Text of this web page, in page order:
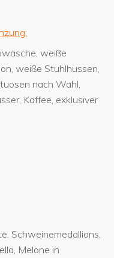
weiße
weiße Stuhlhussen,
nach Wahl,
Kaffee, exklusiver
Schweinemedallions,
Melone in